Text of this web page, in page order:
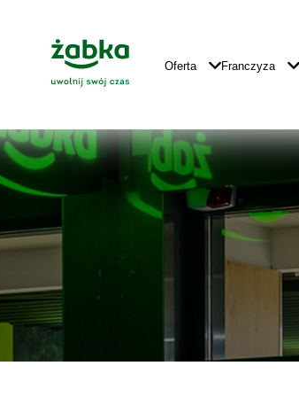
Główne
Logo
Główna
Nawigacja
Oferta Franczyza